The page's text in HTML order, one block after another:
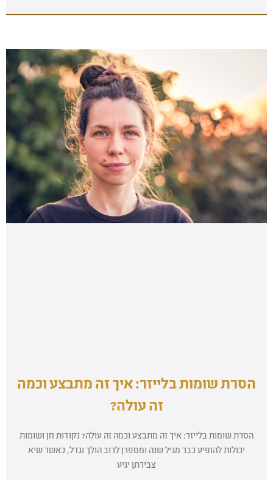
הסרת שומות בלייזר: איך זה מתבצע וכמה
זה עולה?
הסרת שומות בלייזר: איך זה מתבצע וכמה זה עולה? נקודות חן ושומות
יכולות להופיע כבר מגיל שנה ומספרן לרוב הולך וגדל, כאשר שיא
צבירתן יגיע